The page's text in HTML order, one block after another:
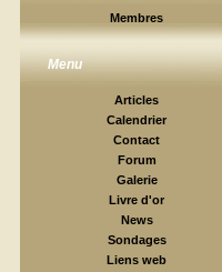
Membres
Menu
Articles
Calendrier
Contact
Forum
Galerie
Livre d'or
News
Sondages
Liens web